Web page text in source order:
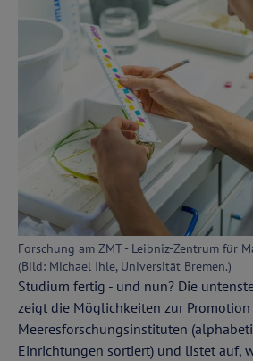
Forschung am ZMT - Leibniz-Zentrum für
(Bild: Michael Ihle, Universität Bremen.)
Studium fertig - und nun? Die
zeigt die Möglichkeiten zur
Meeresforschungsinstituten
Einrichtungen sortiert) und listet auf,